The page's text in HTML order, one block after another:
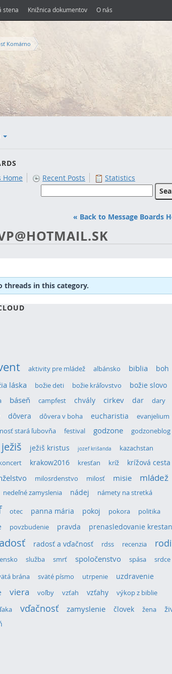
stena Knižnica dokumentov O nás
Komárno
Home
Recent Posts Statistics
« Back to Message Boards
threads in this category.
aktivity pre mládež albánsko biblia boh
láska božie deti božie kráľovstvo božie slovo
báseň campfest chvály cirkev dar dary
dôvera dôvera v boha eucharistia evanjelium
stará ľubovňa festival godzone godzoneblog
ježiš ježiš kristus jozef krišanda
kazachstan
krakow2016 kresťan kríž krížová cesta
milosrdenstvo milosť misie mládež
nedeľné zamyslenia nádej námety na stretká
otec panna mária pokoj pokora
politika
povzbudenie pravda
prenasledovanie
radosť a vďačnosť rdss recenzia
služba smrť spoločenstvo spása srdce
brána sväté písmo utrpenie uzdravenie
viera voľby vzťah vzťahy výkop z biblie
vďačnosť zamyslenie človek žena